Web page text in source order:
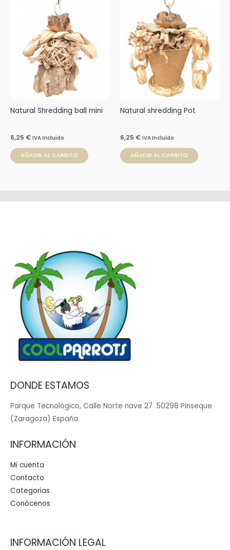
Natural Shredding ball mini
6,25 € IVA Incluido
AÑADIR AL CARRITO
Natural shredding Pot
6,25 € IVA Incluido
AÑADIR AL CARRITO
DONDE ESTAMOS
Parque Tecnológico, Calle Norte nave 27 50298 Pinseque
(Zaragoza) España.
INFORMACIÓN
Mi cuenta
Contacto
Categorias
Conócenos
INFORMACIÓN LEGAL